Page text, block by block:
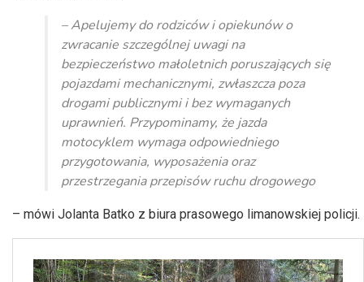
– Apelujemy do rodziców i opiekunów o
zwracanie szczególnej uwagi na
bezpieczeństwo małoletnich poruszających się
pojazdami mechanicznymi, zwłaszcza poza
drogami publicznymi i bez wymaganych
uprawnień. Przypominamy, że jazda
motocyklem wymaga odpowiedniego
przygotowania, wyposażenia oraz
przestrzegania przepisów ruchu drogowego
– mówi Jolanta Batko z biura prasowego limanowskiej policji.